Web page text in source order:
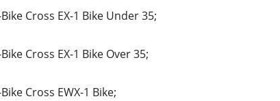
Cross EX-1 Bike Under 35;
Cross EX-1 Bike Over 35;
Cross EWX-1 Bike;